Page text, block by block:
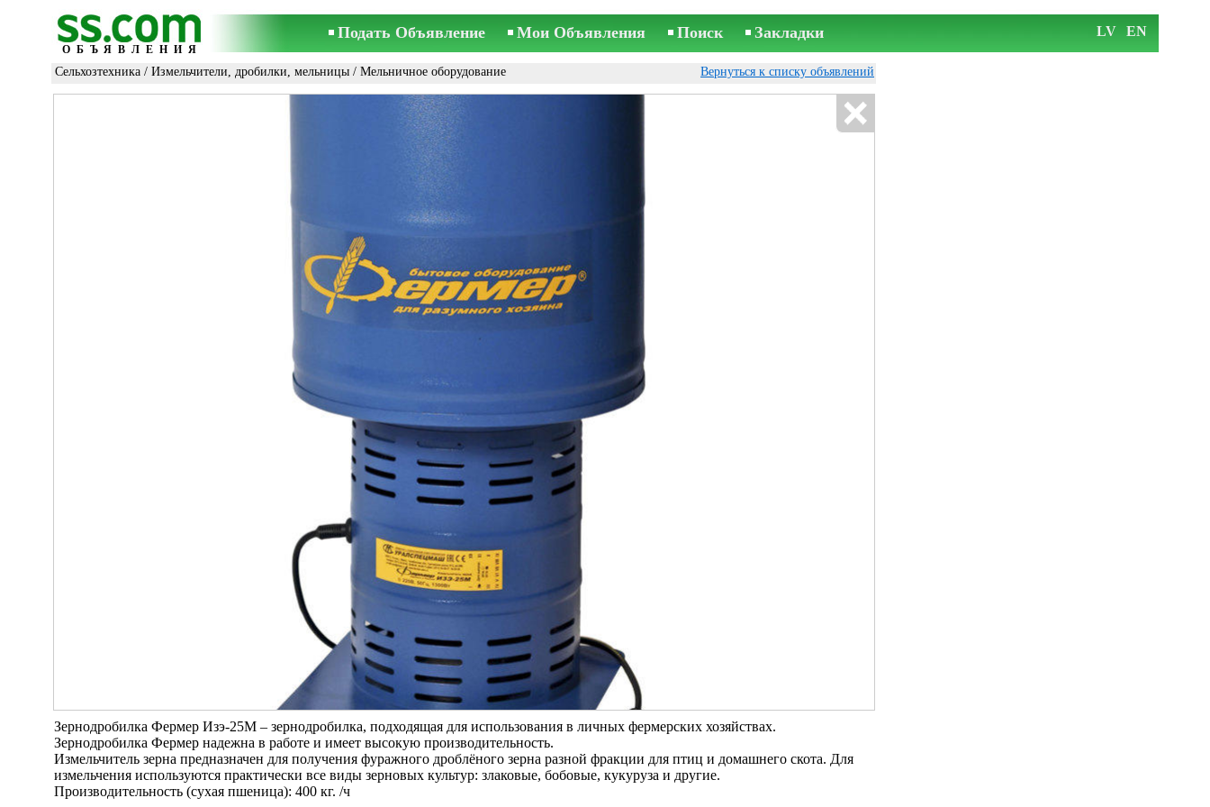
ОБЪЯВЛЕНИЯ
Подать Объявление Мои Объявления Поиск Закладки LV EN
Сельхозтехника / Измельчители, дробилки, мельницы / Мельничное оборудование Вернуться к списку объявлений
Зернодробилка Фермер Изэ-25М – зернодробилка, подходящая для использования в личных фермерских хозяйствах.
Зернодробилка Фермер надежна в работе и имеет высокую производительность.
Измельчитель зерна предназначен для получения фуражного дроблёного зерна разной фракции для птиц и домашнего скота. Для
измельчения используются практически все виды зерновых культур: злаковые, бобовые, кукуруза и другие.
Производительность (сухая пшеница): 400 кг. /ч